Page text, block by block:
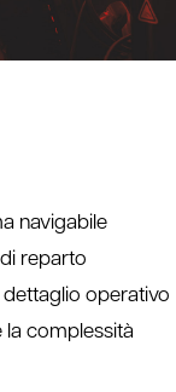
navigabile
reparto
dettaglio operativo
la complessità